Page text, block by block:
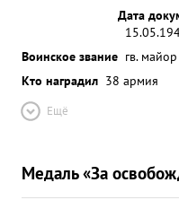
Дата
Воинское звание гв. майор
Кто наградил 38 армия
Ещё
Медаль «За